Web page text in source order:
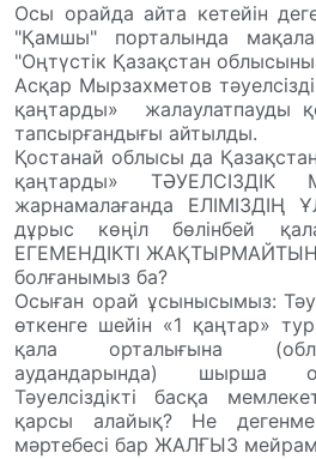
Осы орайда айта кетейін
"Қамшы" порталында
"Оңтүстік Қазақстан
Асқар Мырзахметов
қаңтарды»
жалаулатпауды
тапсырғандығы айтылды.
Қостанай облысы да
қаңтарды» ТӘУЕЛСІЗДІК
жарнамалағанда
дұрыс көңіл бөлінбей
ЕГЕМЕНДІКТІ
болғанымыз ба?
Осыған орай ұсынысымыз:
өткенге шейін «1 қаңтар»
қала орталығына
аудандарында) шырша
Тәуелсіздікті басқа
қарсы алайық? Не
мәртебесі бар ЖАЛҒЫЗ